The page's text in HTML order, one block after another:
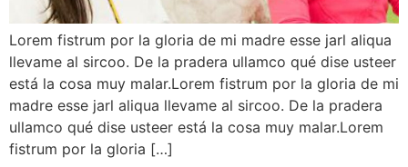
Lorem fistrum por la gloria de mi madre esse jarl aliqua
llevame al sircoo. De la pradera ullamco qué dise usteer
está la cosa muy malar.Lorem fistrum por la gloria de mi
madre esse jarl aliqua llevame al sircoo. De la pradera
ullamco qué dise usteer está la cosa muy malar.Lorem
fistrum por la gloria […]